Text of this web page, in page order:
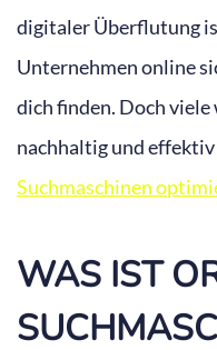
digitaler Überflutung
Unternehmen online
dich finden. Doch
nachhaltig und
Suchmaschinen
WAS IST